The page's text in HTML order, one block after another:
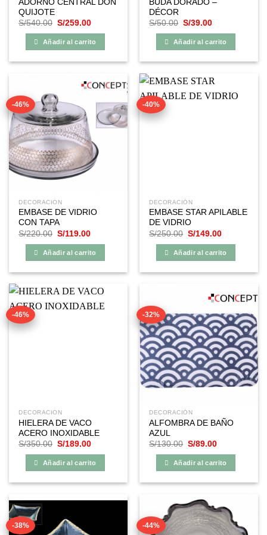
ADORNO CENTRAL DON
QUIJOTE
S/540.00 El
original
era:
S/259.00El
actual
es:
Añadir al carrito
BUDA DORADO –
DÉCOR
S/50.00 El
original
era:
S/39.00El
actual
es:
Añadir al carrito
-46%
DECORACIÓN
EMBASE DE VIDRIO
CON TAPA
S/220.00 El
original
era:
S/220.00.
S/119.00El
es:
S/119.00.
Añadir al carrito
-40%
DECORACIÓN
EMBASE STAR APILABLE
DE VIDRIO
S/250.00 El
original
era:
S/250.00.
S/149.00El
es:
S/149.00.
Añadir al carrito
-46%
DECORACIÓN
HIELERA DE VACO
ACERO INOXIDABLE
S/350.00 El
original
era:
S/189.00El
actual
es:
Añadir al carrito
-32%
DECORACIÓN
ALFOMBRA DE BAÑO
AZUL
S/130.00 El
original
era:
S/89.00El
actual
es:
Añadir al carrito
-38% -44%